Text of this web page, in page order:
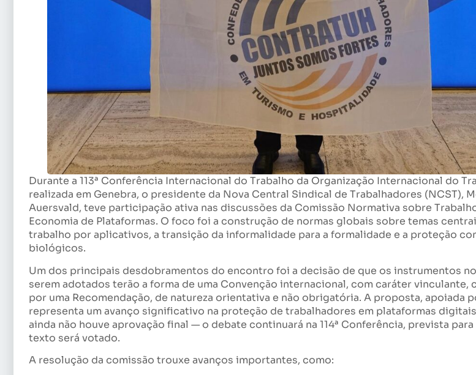
Durante a 113ª Conferência Internacional do Trabalho da Organização Internacional do
realizada em Genebra, o presidente da Nova Central Sindical de Trabalhadores (NCST),
Auersvald, teve participação ativa nas discussões da Comissão Normativa sobre
Economia de Plataformas. O foco foi a construção de normas globais sobre temas
trabalho por aplicativos, a transição da informalidade para a formalidade e a proteção
biológicos.
Um dos principais desdobramentos do encontro foi a decisão de que os instrumentos
serem adotados terão a forma de uma Convenção internacional, com caráter vinculante,
por uma Recomendação, de natureza orientativa e não obrigatória. A proposta, apoiada
representa um avanço significativo na proteção de trabalhadores em plataformas
ainda não houve aprovação final — o debate continuará na 114ª Conferência, prevista
texto será votado.
A resolução da comissão trouxe avanços importantes, como: